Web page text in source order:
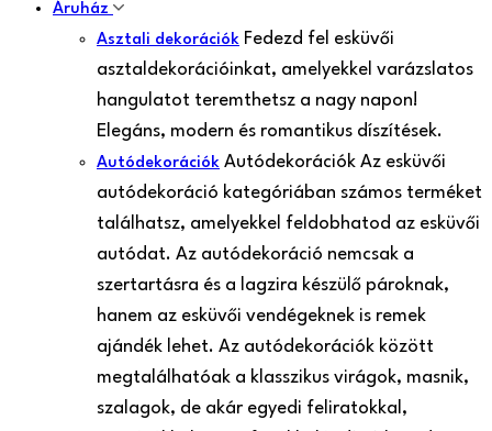
Áruház
Asztali dekorációk Fedezd fel esküvői
asztaldekorációinkat, amelyekkel varázslatos
hangulatot teremthetsz a nagy napon!
Elegáns, modern és romantikus díszítések.
Autódekorációk Autódekorációk Az esküvői
autódekoráció kategóriában számos terméket
találhatsz, amelyekkel feldobhatod az esküvői
autódat. Az autódekoráció nemcsak a
szertartásra és a lagzira készülő pároknak,
hanem az esküvői vendégeknek is remek
ajándék lehet. Az autódekorációk között
megtalálhatóak a klasszikus virágok, masnik,
szalagok, de akár egyedi feliratokkal,